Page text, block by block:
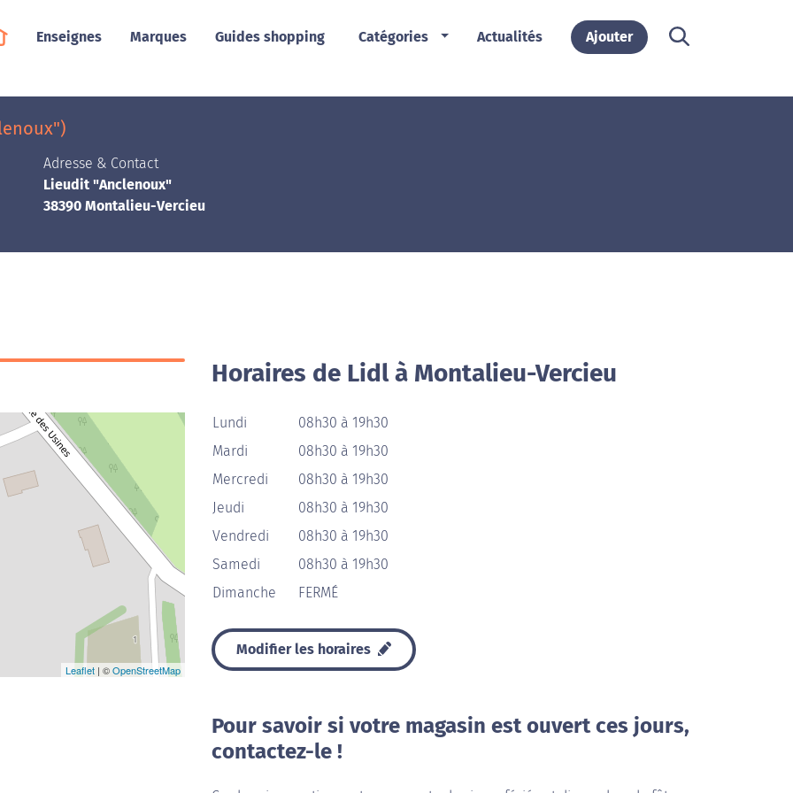
Enseignes Marques Guides shopping Catégories Actualités Ajouter
Adresse & Contact
Lieudit "Anclenoux"
38390 Montalieu-Vercieu
Leaflet | ©OpenStreetMap
Horaires de Lidl à Montalieu-Vercieu
Lundi
08h30 à 19h30
Mardi
08h30 à 19h30
Mercredi
08h30 à 19h30
Jeudi
08h30 à 19h30
Vendredi
08h30 à 19h30
Samedi
08h30 à 19h30
Dimanche
FERMÉ
Modifier les horaires
Pour savoir si votre magasin est ouvert ces jours,
contactez-le !